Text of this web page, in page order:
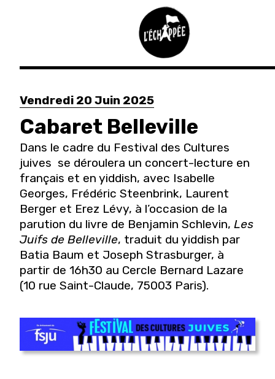
Aller
contenu
principal
Vendredi 20 Juin 2025
Cabaret Belleville
Dans le cadre du Festival des Cultures
juives se déroulera un concert-lecture en
français et en yiddish, avec Isabelle
Georges, Frédéric Steenbrink, Laurent
Berger et Erez Lévy, à l’occasion de la
parution du livre de Benjamin Schlevin, Les
Juifs de Belleville, traduit du yiddish par
Batia Baum et Joseph Strasburger, à
partir de 16h30 au Cercle Bernard Lazare
(10 rue Saint-Claude, 75003 Paris).